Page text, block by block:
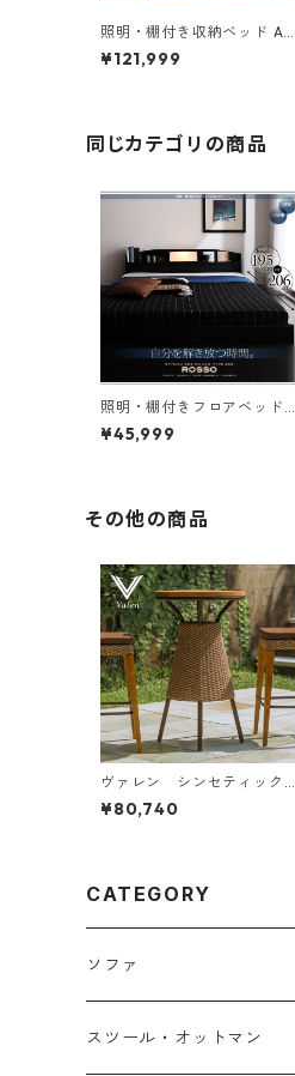
照明・棚付き収納ベッド All
-one オールワン ラテックス
入り国産ポケットコイルマ
¥121,999
同じカテゴリの商品
照明・棚付きフロアベッド
ROSSO ロッソ ベッドフレ
ームのみ セミダブル レギュ
¥45,999
その他の商品
ヴァレン シンセティック
ヒヤシンス カウンターテー
ブル
¥80,740
CATEGORY
ソファ
１人掛け
スツール・オットマン